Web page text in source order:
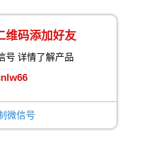
维码添加好友
号 详情了解产品
微信号